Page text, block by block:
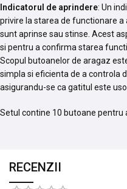
Indicatorul de aprindere: Un
privire la starea de functionare
sunt aprinse sau stinse. Acest
si pentru a confirma starea
Scopul butoanelor de aragaz
simpla si eficienta de a controla
asigurandu-se ca gatitul este
Setul contine 10 butoane pentru
RECENZII